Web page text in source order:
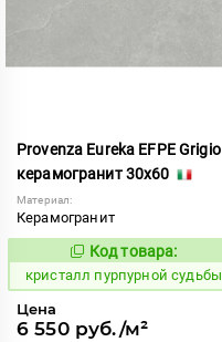
Provenza Eureka EFPE Grigio
керамогранит 30x60
Материал:
Керамогранит
821974
Код товара:
кристалл пурпурной судьбы
Цена
6 550 руб./м²